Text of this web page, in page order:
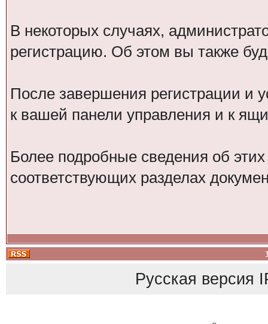
В некоторых случаях,
регистрацию. Об этом вы также
После завершения регистрации и
к вашей панели управления и к
Более подробные сведения об
соответствующих разделах
Русская версия